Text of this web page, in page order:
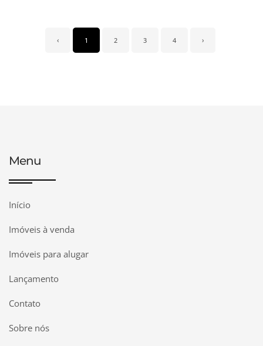
‹ 1 2 3 4 ›
Menu
Início
Imóveis à venda
Imóveis para alugar
Lançamento
Contato
Sobre nós